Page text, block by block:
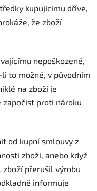
kupujícímu dříve,
že zboží
nepoškozené,
to možné, v původním
na zboží je
započíst proti nároku
od kupní smlouvy z
zboží, anebo když
zboží přerušil výrobu
informuje